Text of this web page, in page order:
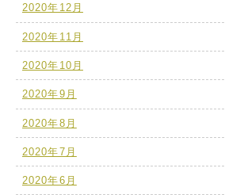
2020年12月
2020年11月
2020年10月
2020年9月
2020年8月
2020年7月
2020年6月